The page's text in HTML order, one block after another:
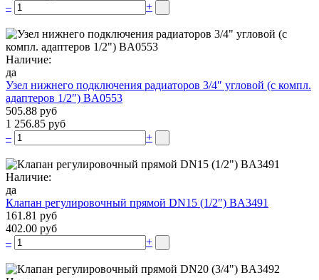
–
+
Наличие:
да
Узел нижнего подключения радиаторов 3/4″ угловой (c компл.
адаптеров 1/2″) BA0553
505.88 руб
1 256.85 руб
–
+
Наличие:
да
Клапан регулировочный прямой DN15 (1/2″) BA3491
161.81 руб
402.00 руб
–
+